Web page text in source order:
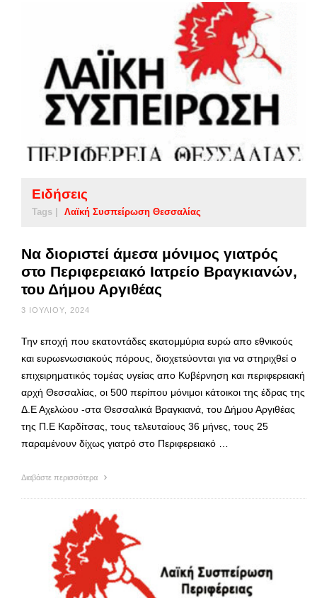
Ειδήσεις
Tags | Λαϊκή Συσπείρωση Θεσσαλίας
Να διοριστεί άμεσα μόνιμος γιατρός
στο Περιφερειακό Ιατρείο Βραγκιανών,
του Δήμου Αργιθέας
3 ΙΟΥΛΊΟΥ, 2024
Την εποχή που εκατοντάδες εκατομμύρια ευρώ απο εθνικούς
και ευρωενωσιακούς πόρους, διοχετεύονται για να στηριχθεί ο
επιχειρηματικός τομέας υγείας απο Κυβέρνηση και περιφερειακή
αρχή Θεσσαλίας, οι 500 περίπου μόνιμοι κάτοικοι της έδρας της
Δ.Ε Αχελώου -στα Θεσσαλικά Βραγκιανά, του Δήμου Αργιθέας
της Π.Ε Καρδίτσας, τους τελευταίους 36 μήνες, τους 25
παραμένουν δίχως γιατρό στο Περιφερειακό …
Διαβάστε περισσότερα